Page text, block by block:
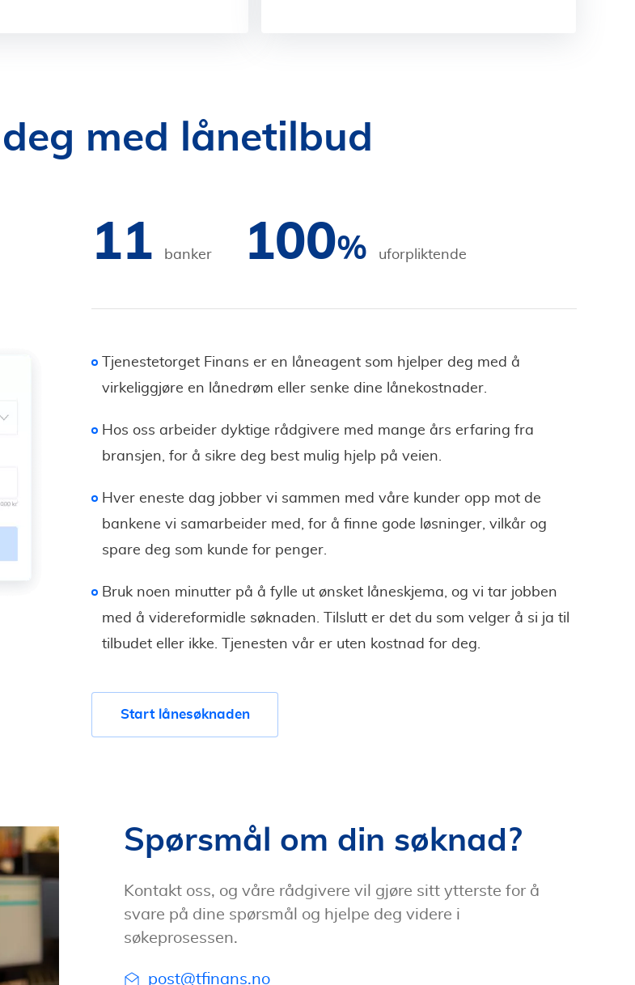
med lånetilbud
11 banker 100% uforpliktende
Tjenestetorget Finans er en låneagent som hjelper deg med å
virkeliggjøre en lånedrøm eller senke dine lånekostnader.
Hos oss arbeider dyktige rådgivere med mange års erfaring fra
bransjen, for å sikre deg best mulig hjelp på veien.
Hver eneste dag jobber vi sammen med våre kunder opp mot de
bankene vi samarbeider med, for å finne gode løsninger, vilkår og
spare deg som kunde for penger.
Bruk noen minutter på å fylle ut ønsket låneskjema, og vi tar jobben
med å videreformidle søknaden. Tilslutt er det du som velger å si ja til
tilbudet eller ikke. Tjenesten vår er uten kostnad for deg.
Start lånesøknaden
Spørsmål om din søknad?
Kontakt oss, og våre rådgivere vil gjøre sitt ytterste for å
svare på dine spørsmål og hjelpe deg videre i
søkeprosessen.
post@tfinans.no